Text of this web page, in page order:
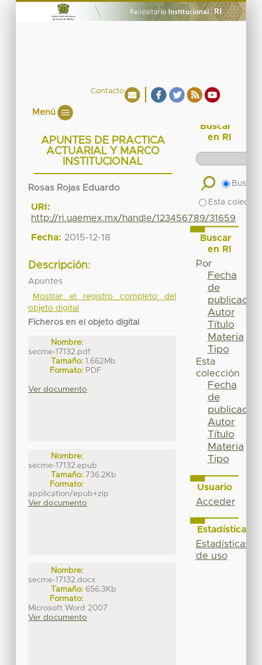
Contacto
Menú
APUNTES DE PRACTICA
ACTUARIAL Y MARCO
INSTITUCIONAL
Rosas Rojas Eduardo
URI:
http://ri.uaemex.mx/handle/123456789/31659
Fecha: 2015-12-18
Descripción:
Apuntes
Mostrar el registro completo del
objeto digital
Ficheros en el objeto digital
Nombre:
secme-17132.pdf
Tamaño: 1.662Mb
Formato: PDF
Ver documento
Nombre:
secme-17132.epub
Tamaño: 736.2Kb
Formato:
application/epub+zip
Ver documento
Nombre:
secme-17132.docx
Tamaño: 656.3Kb
Formato:
Microsoft Word 2007
Ver documento
Buscar
en RI
Buscar
Esta
Buscar
en RI
Por
Fecha
de
publicación
Autor
Título
Materia
Tipo
Esta
colección
Fecha
de
publicación
Autor
Título
Materia
Tipo
Usuario
Acceder
Estadísticas
Estadísticas
de uso